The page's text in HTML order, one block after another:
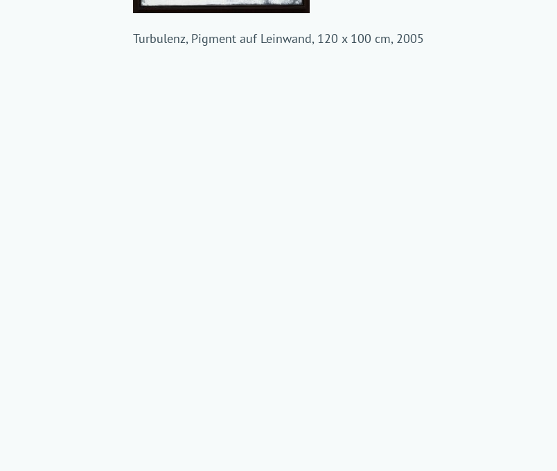
Turbulenz, Pigment auf Leinwand, 120 x 100 cm, 2005